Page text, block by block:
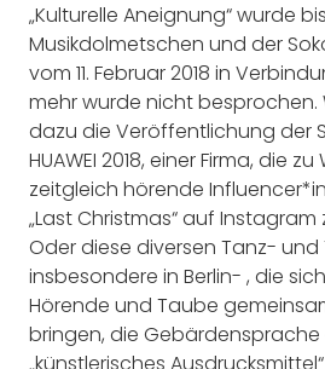
„Kulturelle Aneignung“ wurde
Musikdolmetschen und der
vom 11. Februar 2018 in
mehr wurde nicht besprochen.
dazu die Veröffentlichung der
HUAWEI 2018, einer Firma, die
zeitgleich hörende
„Last Christmas“ auf
Oder diese diversen Tanz-
insbesondere in Berlin- , die
Hörende und Taube
bringen, die